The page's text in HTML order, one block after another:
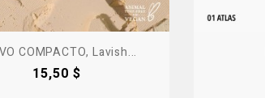
COMPACTO, Lavish...
Precio
15,50 $